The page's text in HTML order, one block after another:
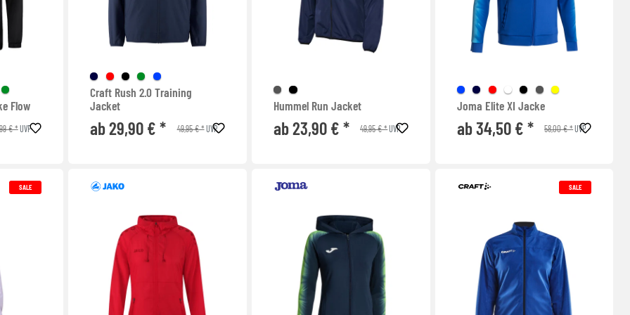
Flow
€ *UVP
Craft Rush 2.0 Training
Jacket
ab 29,90 € * 49,95 € *UVP
Hummel Run Jacket
ab 23,90 € * 49,95 € *UVP
Joma Elite XI Jacke
ab 34,50 € * 58,00 € *UVP
SALE SALE